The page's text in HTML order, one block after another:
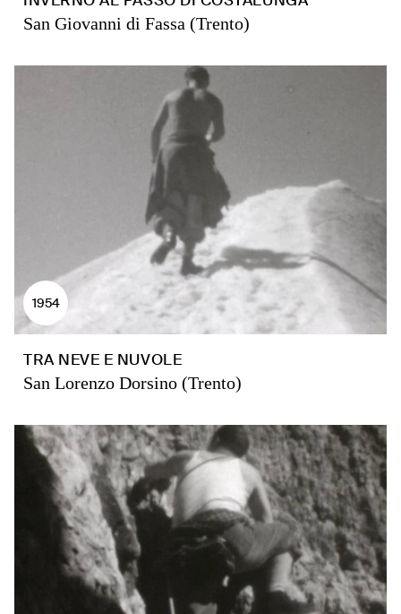
San Giovanni di Fassa (Trento)
1954
TRA NEVE E NUVOLE
San Lorenzo Dorsino (Trento)